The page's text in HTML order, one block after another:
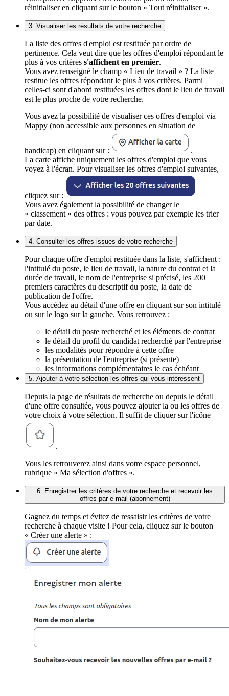
réinitialiser en cliquant sur le bouton « Tout réinitialiser ».
3. Visualiser les résultats de votre recherche
La liste des offres d'emploi est restituée par ordre de
pertinence. Cela veut dire que les offres d'emploi répondant le
plus à vos critères s'affichent en premier.
Vous avez renseigné le champ « Lieu de travail » ? La liste
restitue les offres répondant le plus à vos critères. Parmi
celles-ci sont d'abord restituées les offres dont le lieu de travail
est le plus proche de votre recherche.
Vous avez la possibilité de visualiser ces offres d'emploi via
Mappy (non accessible aux personnes en situation de
handicap) en cliquant sur :
.
La carte affiche uniquement les offres d'emploi que vous
voyez à l'écran. Pour visualiser les offres d'emploi suivantes,
cliquez sur :
Vous avez également la possibilité de changer le
« classement » des offres : vous pouvez par exemple les trier
par date.
4. Consulter les offres issues de votre recherche
Pour chaque offre d'emploi restituée dans la liste, s'affichent :
l'intitulé du poste, le lieu de travail, la nature du contrat et la
durée de travail, le nom de l'entreprise si précisé, les 200
premiers caractères du descriptif du poste, la date de
publication de l'offre.
Vous accédez au détail d'une offre en cliquant sur son intitulé
ou sur le logo sur la gauche. Vous retrouvez :
le détail du poste recherché et les éléments de contrat
le détail du profil du candidat recherché par l'entreprise
les modalités pour répondre à cette offre
la présentation de l'entreprise (si présente)
les informations complémentaires le cas échéant
5. Ajouter à votre sélection les offres qui vous intéressent
Depuis la page de résultats de recherche ou depuis le détail
d'une offre consultée, vous pouvez ajouter la ou les offres de
votre choix à votre sélection. Il suffit de cliquer sur l'icône
.
Vous les retrouverez ainsi dans votre espace personnel,
rubrique « Ma sélection d'offres ».
6. Enregistrer les critères de votre recherche et recevoir les
offres par e-mail (abonnement)
Gagnez du temps et évitez de ressaisir les critères de votre
recherche à chaque visite ! Pour cela, cliquez sur le bouton
« Créer une alerte » :